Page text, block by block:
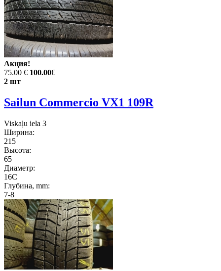
Акция!
75.00 € 100.00€
2 шт
Sailun Commercio VX1 109R
Viskaļu iela 3
Ширина:
215
Высота:
65
Диаметр:
16C
Глубина, mm:
7-8